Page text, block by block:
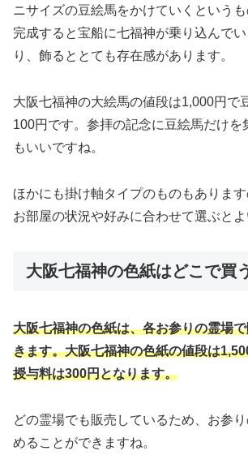
ニサイズの豆絵馬をかけていくという
完成すると宝船に七福神が乗り込んで
り、飾るととても存在感があります。
大阪七福神の大絵馬の値段は1,000円で
100円です。参拝の記念に豆絵馬だけを
もいいですね。
ほかにも掛け軸タイプのものもありま
お部屋の状況や好みに合わせて選ぶとよ
大阪七福神の色紙はどこで買
大阪七福神の色紙は、各お参りの霊場
きます。大阪七福神の色紙の値段は
授与料は300円となります。
どの霊場でも販売しているため、お参
めることができますね。